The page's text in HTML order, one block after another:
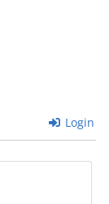
Login